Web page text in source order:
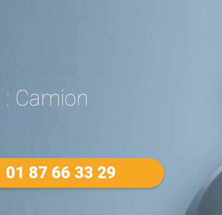
Camion
01 87 66 33 29